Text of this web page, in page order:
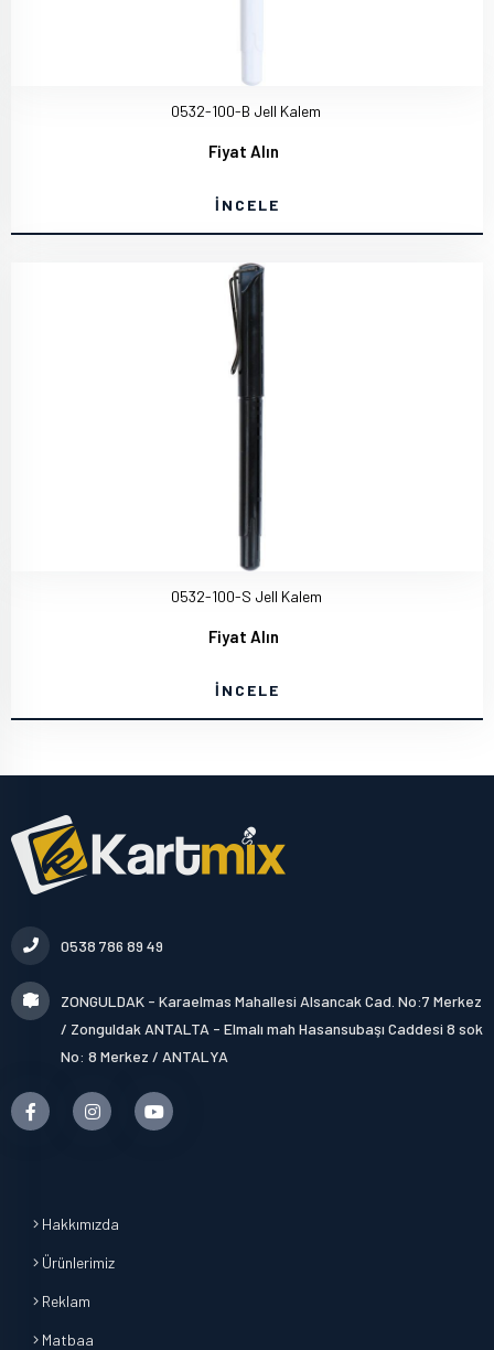
0532-100-B Jell Kalem
Fiyat Alın
İNCELE
0532-100-S Jell Kalem
Fiyat Alın
İNCELE
0538 786 89 49
ZONGULDAK - Karaelmas Mahallesi Alsancak Cad. No:7 Merkez
/ Zonguldak ANTALTA - Elmalı mah Hasansubaşı Caddesi 8 sok
No: 8 Merkez / ANTALYA
Hakkımızda
Ürünlerimiz
Reklam
Matbaa